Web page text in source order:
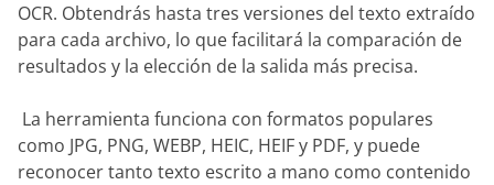
OCR. Obtendrás hasta tres versiones del texto extraído
para cada archivo, lo que facilitará la comparación de
resultados y la elección de la salida más precisa.
‎ La herramienta funciona con formatos populares
como JPG, PNG, WEBP, HEIC, HEIF y PDF, y puede
reconocer tanto texto escrito a mano como contenido